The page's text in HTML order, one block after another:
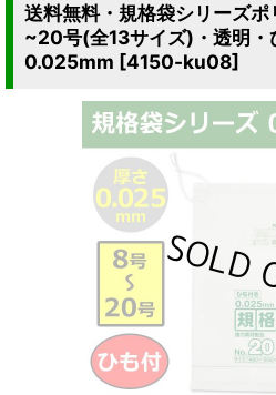
送料無料・規格袋シリーズ
~20号(全13サイズ)・透明・
0.025mm [4150-ku08]